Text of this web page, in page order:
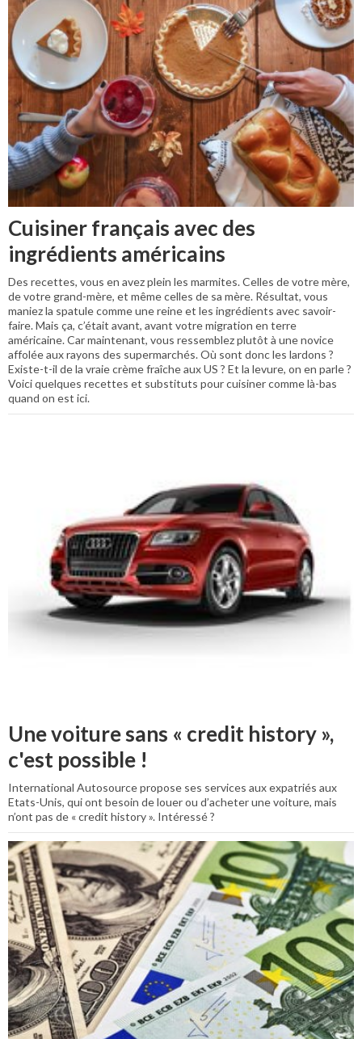
Cuisiner français avec des
ingrédients américains
Des recettes, vous en avez plein les marmites. Celles de votre mère,
de votre grand-mère, et même celles de sa mère. Résultat, vous
maniez la spatule comme une reine et les ingrédients avec savoir-
faire. Mais ça, c’était avant, avant votre migration en terre
américaine. Car maintenant, vous ressemblez plutôt à une novice
affolée aux rayons des supermarchés. Où sont donc les lardons ?
Existe-t-il de la vraie crème fraîche aux US ? Et la levure, on en parle ?
Voici quelques recettes et substituts pour cuisiner comme là-bas
quand on est ici.
Une voiture sans « credit history »,
c'est possible !
International Autosource propose ses services aux expatriés aux
Etats-Unis, qui ont besoin de louer ou d’acheter une voiture, mais
n’ont pas de « credit history ». Intéressé ?